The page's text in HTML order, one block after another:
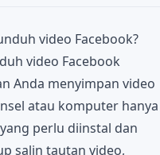
video Facebook?
video Facebook
Anda menyimpan video
atau komputer hanya
perlu diinstal dan
salin tautan video,